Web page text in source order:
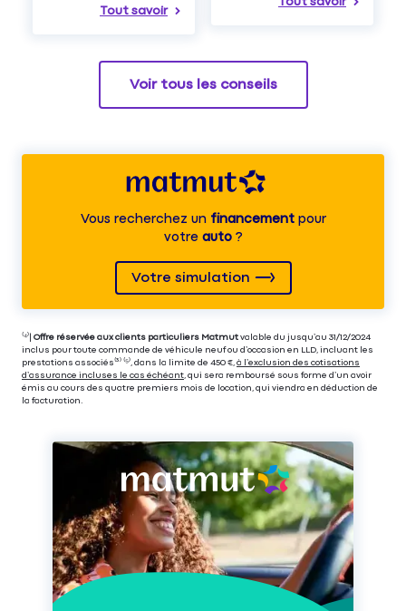
Tout savoir
Voir tous les conseils
Vous recherchez unfinancementpour
votre auto?
Votre simulation
⁽⁴⁾| Offre réservée aux clients particuliers Matmut valable du jusqu’au 31/12/2024
inclus pour toute commande de véhicule neuf ou d’occasion en LLD, incluant les
prestations associés⁽³⁾ ⁽⁵⁾, dans la limite de 450 €, à l’exclusion des cotisations
d’assurance incluses le cas échéant, qui sera remboursé sous forme d’un avoir
émis au cours des quatre premiers mois de location, qui viendra en déduction de
la facturation.